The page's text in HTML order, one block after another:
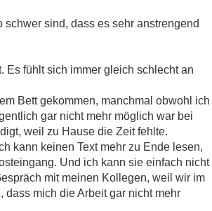
sind, dass es sehr anstrengend
Es fühlt sich immer gleich schlecht an
Bett gekommen, manchmal obwohl ich
gar nicht mehr möglich war bei
weil zu Hause die Zeit fehlte.
kann keinen Text mehr zu Ende lesen,
Und ich kann sie einfach nicht
mit meinen Kollegen, weil wir im
dass mich die Arbeit gar nicht mehr